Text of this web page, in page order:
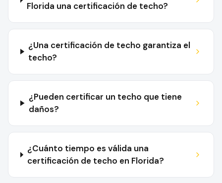
Florida una certificación de techo?
¿Una certificación de techo garantiza el
techo?
¿Pueden certificar un techo que tiene
daños?
¿Cuánto tiempo es válida una
certificación de techo en Florida?